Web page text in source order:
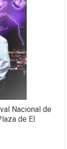
Nacional de
de El